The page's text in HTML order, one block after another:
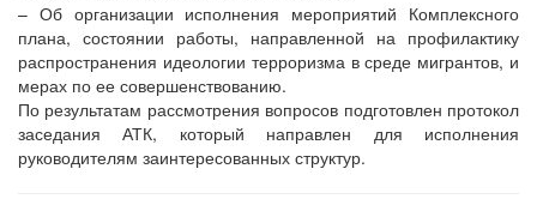
– Об организации исполнения мероприятий Комплексного
плана, состоянии работы, направленной на профилактику
распространения идеологии терроризма в среде мигрантов, и
мерах по ее совершенствованию.
По результатам рассмотрения вопросов подготовлен протокол
заседания АТК, который направлен для исполнения
руководителям заинтересованных структур.